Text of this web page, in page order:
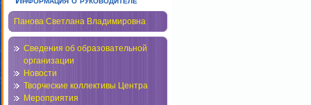
Панова Светлана Владимировна
Сведения об образовательной
организации
Новости
Творческие коллективы Центра
Мероприятия